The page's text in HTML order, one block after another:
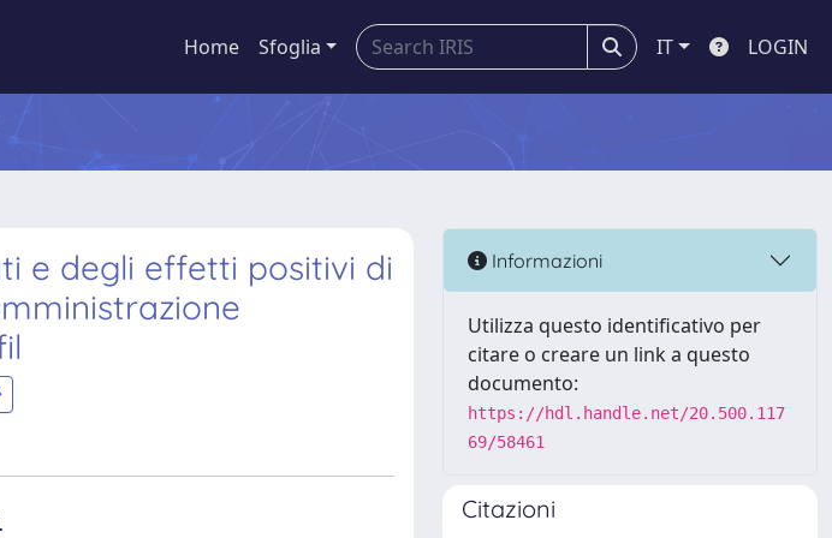
Home Sfoglia IT LOGIN
e degli effetti positivi di
Informazioni
Utilizza questo identificativo per
citare o creare un link a questo
documento:
https://hdl.handle.net/20.500.117
69/58461
Citazioni